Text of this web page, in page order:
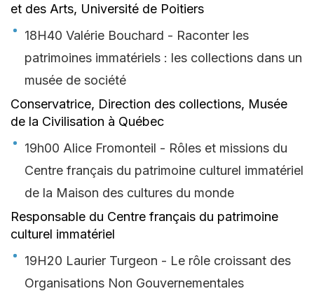
et des Arts, Université de Poitiers
18H40 Valérie Bouchard - Raconter les
patrimoines immatériels : les collections dans un
musée de société
Conservatrice, Direction des collections, Musée
de la Civilisation à Québec
19h00 Alice Fromonteil - Rôles et missions du
Centre français du patrimoine culturel immatériel
de la Maison des cultures du monde
Responsable du Centre français du patrimoine
culturel immatériel
19H20 Laurier Turgeon - Le rôle croissant des
Organisations Non Gouvernementales